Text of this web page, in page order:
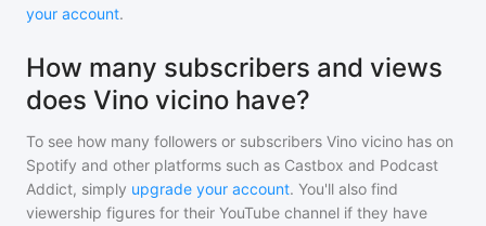
your account.
How many subscribers and views
does Vino vicino have?
To see how many followers or subscribers Vino vicino has on
Spotify and other platforms such as Castbox and Podcast
Addict, simply upgrade your account. You'll also find
viewership figures for their YouTube channel if they have